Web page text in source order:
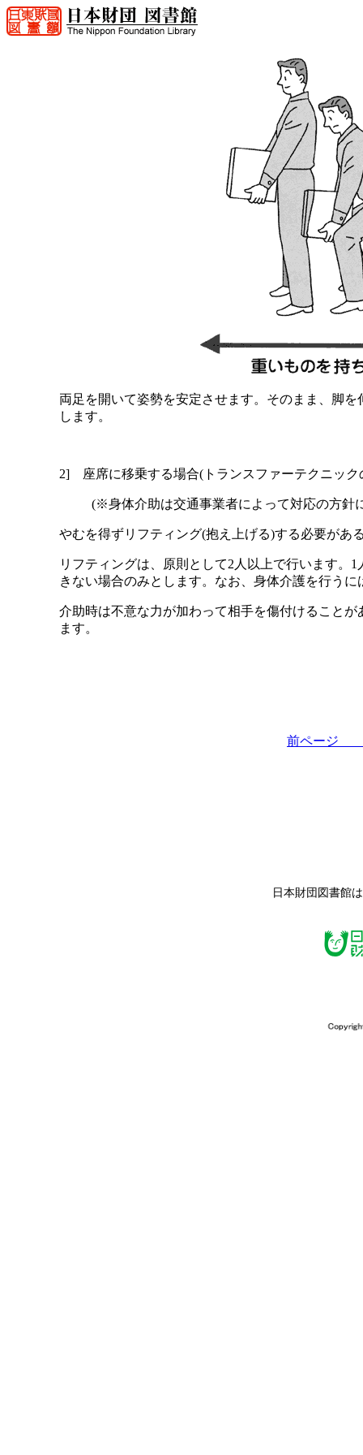
両足を開いて姿勢を安定させます。そのまま、脚
します。
2] 座席に移乗する場合(トランスファーテクニック
(※身体介助は交通事業者によって対応の方針
やむを得ずリフティング(抱え上げる)する必要があ
リフティングは、原則として2人以上で行います。
きない場合のみとします。なお、身体介護を行う
介助時は不意な力が加わって相手を傷付けること
ます。
前ペー
日本財団図書館